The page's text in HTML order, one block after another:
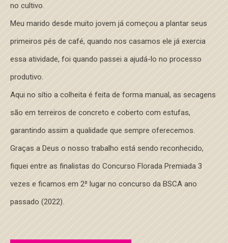
no cultivo.
Meu marido desde muito jovem já começou a plantar seus
primeiros pés de café, quando nos casamos ele já exercia
essa atividade, foi quando passei a ajudá-lo no processo
produtivo.
Aqui no sítio a colheita é feita de forma manual, as secagens
são em terreiros de concreto e coberto com estufas,
garantindo assim a qualidade que sempre oferecemos.
Graças a Deus o nosso trabalho está sendo reconhecido,
fiquei entre as finalistas do Concurso Florada Premiada 3
vezes e ficamos em 2⁰ lugar no concurso da BSCA ano
passado (2022).